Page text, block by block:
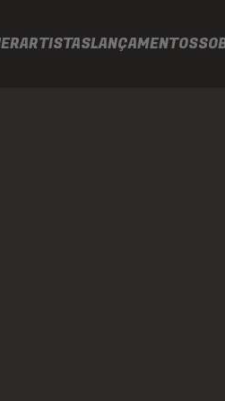
ARTISTASLANÇAMENTOS